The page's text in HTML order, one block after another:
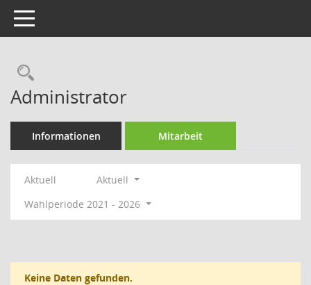
Toggle navigation
Rechercheauswahl
Administrator
Informationen Mitarbeit
Aktuell
Aktuell
Wahlperiode 2021 - 2026
Keine Daten gefunden.